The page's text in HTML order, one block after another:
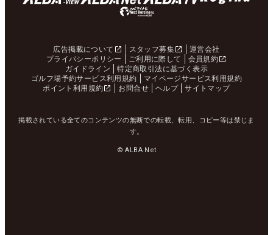
広告掲載について スタッフ募集
運営会社
プライバシーポリシー
ご利用に際して
会員規約
ガイドライン
特定商取引法に基づく表示
ゴルフ場予約サービス利用規約
マイページサービス利用規約
ポイント利用規約
お問合せ ヘルプ サイトマップ
掲載されている全てのコンテンツの無断での転載、転用、コピー等は禁じま
す。
© ALBA Net